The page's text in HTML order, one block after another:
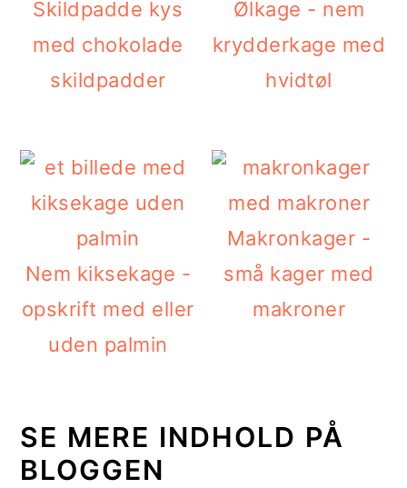
Skildpadde kys
med chokolade
skildpadder
Ølkage - nem
krydderkage med
hvidtøl
Nem kiksekage -
opskrift med eller
uden palmin
Makronkager -
små kager med
makroner
SE MERE INDHOLD PÅ
BLOGGEN